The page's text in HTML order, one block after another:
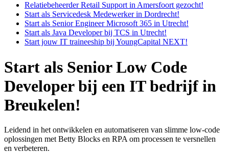
Relatiebeheerder Retail Support in Amersfoort gezocht!
Start als Servicedesk Medewerker in Dordrecht!
Start als Senior Engineer Microsoft 365 in Utrecht!
Start als Java Developer bij TCS in Utrecht!
Start jouw IT traineeship bij YoungCapital NEXT!
Start als Senior Low Code
Developer bij een IT bedrijf in
Breukelen!
Leidend in het ontwikkelen en automatiseren van slimme low-code
oplossingen met Betty Blocks en RPA om processen te versnellen
en verbeteren.